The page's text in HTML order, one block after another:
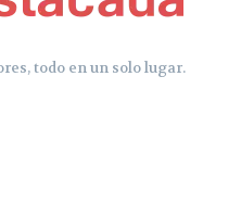
todo en un solo lugar.